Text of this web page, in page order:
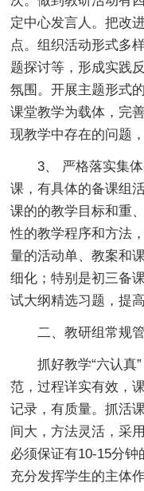
定中心发言人。把改
点。组织活动形式多
题探讨等，形成实践
氛围。开展主题形式
课堂教学为载体，完
现教学中存在的问题
3、 严格落实集体
课，有具体的备课组
课的的教学目标和重
性的教学程序和方法
量的活动单、教案和
细化；特别是初三备
试大纲精选习题，提
二、教研组常规
抓好教学“六认真”
范，过程详实有效，
记录，有质量。抓活
间大，方法灵活，采
必须保证有10-15分钟
充分发挥学生的主体